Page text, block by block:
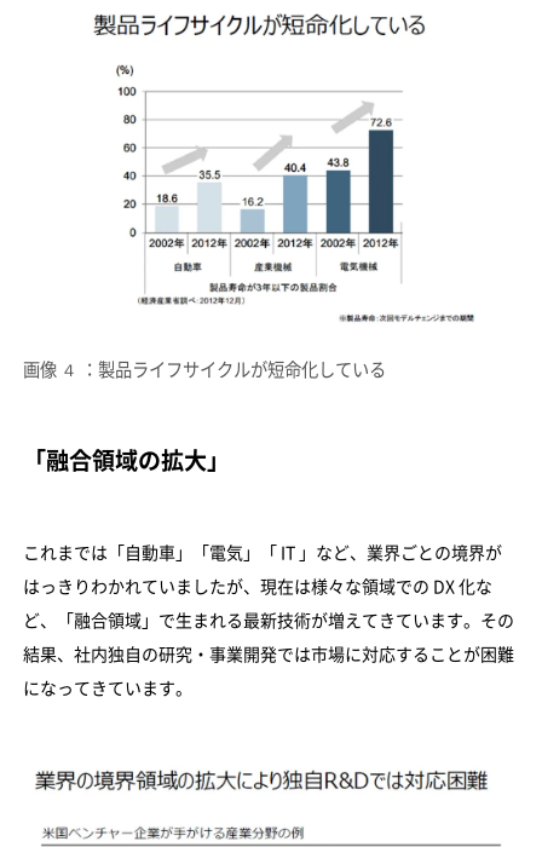
画像 ４ ：製品ライフサイクルが短命化している
「融合領域の拡大」
これまでは「自動車」「電気」「 IT 」など、業界ごとの境界が
はっきりわかれていましたが、現在は様々な領域での DX 化な
ど、「融合領域」で生まれる最新技術が増えてきています。その
結果、社内独自の研究・事業開発では市場に対応することが困難
になってきています。